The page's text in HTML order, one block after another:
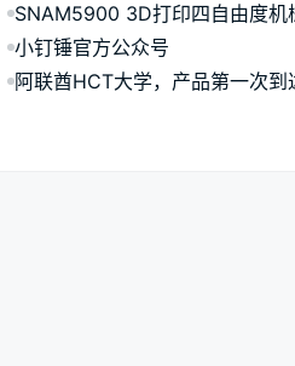
SNAM5900 3D打印四自由度机
小钉锤官方公众号
阿联酋HCT大学，产品第一次